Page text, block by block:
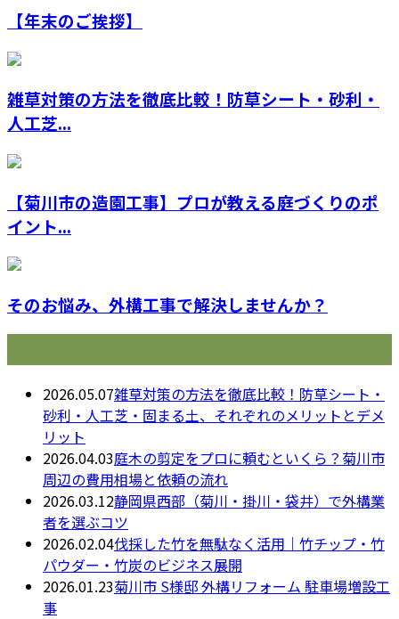
【年末のご挨拶】
雑草対策の方法を徹底比較！防草シート・砂利・
人工芝...
【菊川市の造園工事】プロが教える庭づくりのポ
イント...
そのお悩み、外構工事で解決しませんか？
2026.05.07雑草対策の方法を徹底比較！防草シート・
砂利・人工芝・固まる土、それぞれのメリットとデメ
リット
2026.04.03庭木の剪定をプロに頼むといくら？菊川市
周辺の費用相場と依頼の流れ
2026.03.12静岡県西部（菊川・掛川・袋井）で外構業
者を選ぶコツ
2026.02.04伐採した竹を無駄なく活用｜竹チップ・竹
パウダー・竹炭のビジネス展開
2026.01.23菊川市 S様邸 外構リフォーム 駐車場増設工
事